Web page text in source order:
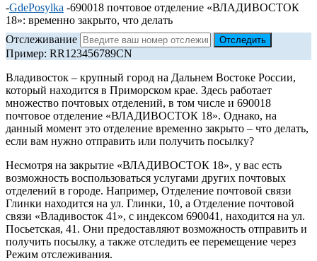
-GdePosylka -690018 почтовое отделение «ВЛАДИВОСТОК
18»: временно закрыто, что делать
Отслеживание
Пример: RR123456789CN
Владивосток – крупный город на Дальнем Востоке России,
который находится в Приморском крае. Здесь работает
множество почтовых отделений, в том числе и 690018
почтовое отделение «ВЛАДИВОСТОК 18». Однако, на
данный момент это отделение временно закрыто – что делать,
если вам нужно отправить или получить посылку?
Несмотря на закрытие «ВЛАДИВОСТОК 18», у вас есть
возможность воспользоваться услугами других почтовых
отделений в городе. Например, Отделение почтовой связи
Глинки находится на ул. Глинки, 10, а Отделение почтовой
связи «Владивосток 41», с индексом 690041, находится на ул.
Посьетская, 41. Они предоставляют возможность отправить и
получить посылку, а также отследить ее перемещение через
Режим отслеживания.